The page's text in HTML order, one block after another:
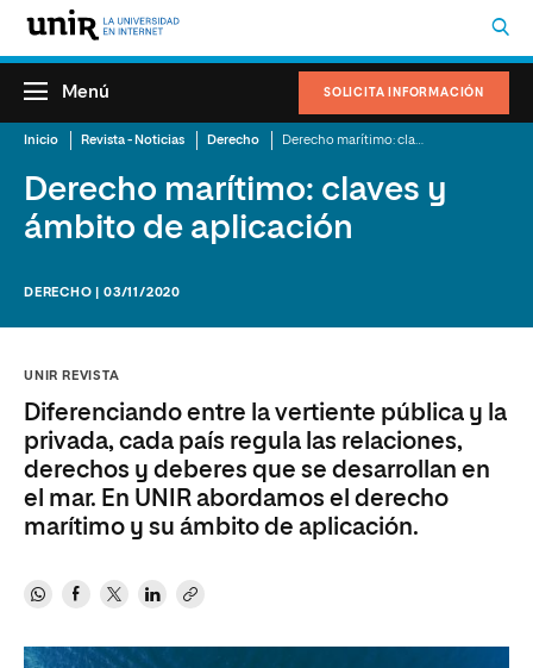
SOLICITA INFORMACIÓN
Menú
Inicio Revista - Noticias Derecho
Derecho marítimo: claves y
ámbito de aplicación
DERECHO | 03/11/2020
UNIR REVISTA
Diferenciando entre la vertiente pública y la
privada, cada país regula las relaciones,
derechos y deberes que se desarrollan en
el mar. En UNIR abordamos el derecho
marítimo y su ámbito de aplicación.